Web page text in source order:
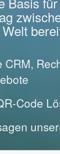
CRM,
Code